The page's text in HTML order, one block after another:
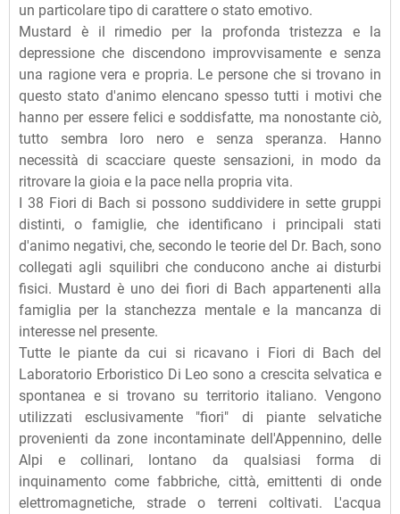
un particolare tipo di carattere o stato emotivo.
Mustard è il rimedio per la profonda tristezza e la
depressione che discendono improvvisamente e senza
una ragione vera e propria. Le persone che si trovano in
questo stato d'animo elencano spesso tutti i motivi che
hanno per essere felici e soddisfatte, ma nonostante ciò,
tutto sembra loro nero e senza speranza. Hanno
necessità di scacciare queste sensazioni, in modo da
ritrovare la gioia e la pace nella propria vita.
I 38 Fiori di Bach si possono suddividere in sette gruppi
distinti, o famiglie, che identificano i principali stati
d'animo negativi, che, secondo le teorie del Dr. Bach, sono
collegati agli squilibri che conducono anche ai disturbi
fisici. Mustard è uno dei fiori di Bach appartenenti alla
famiglia per la stanchezza mentale e la mancanza di
interesse nel presente.
Tutte le piante da cui si ricavano i Fiori di Bach del
Laboratorio Erboristico Di Leo sono a crescita selvatica e
spontanea e si trovano su territorio italiano. Vengono
utilizzati esclusivamente "fiori" di piante selvatiche
provenienti da zone incontaminate dell'Appennino, delle
Alpi e collinari, lontano da qualsiasi forma di
inquinamento come fabbriche, città, emittenti di onde
elettromagnetiche, strade o terreni coltivati. L'acqua